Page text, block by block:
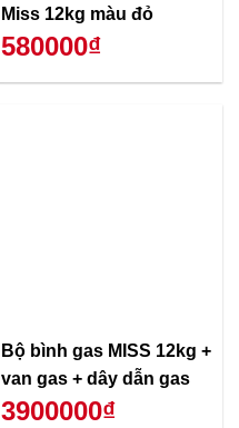
Miss 12kg màu đỏ
580000₫
Bộ bình gas MISS 12kg +
van gas + dây dẫn gas
3900000₫